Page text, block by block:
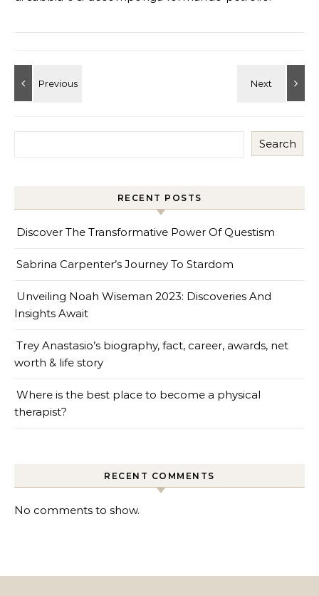
Search
RECENT POSTS
Discover The Transformative Power Of Questism
Sabrina Carpenter’s Journey To Stardom
Unveiling Noah Wiseman 2023: Discoveries And
Insights Await
Trey Anastasio’s biography, fact, career, awards, net
worth & life story
Where is the best place to become a physical
therapist?
RECENT COMMENTS
No comments to show.